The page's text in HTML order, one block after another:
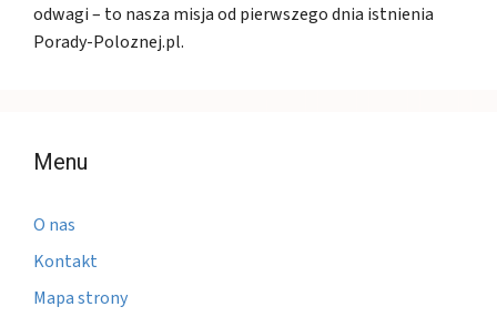
odwagi – to nasza misja od pierwszego dnia istnienia
Porady-Poloznej.pl.
Menu
O nas
Kontakt
Mapa strony